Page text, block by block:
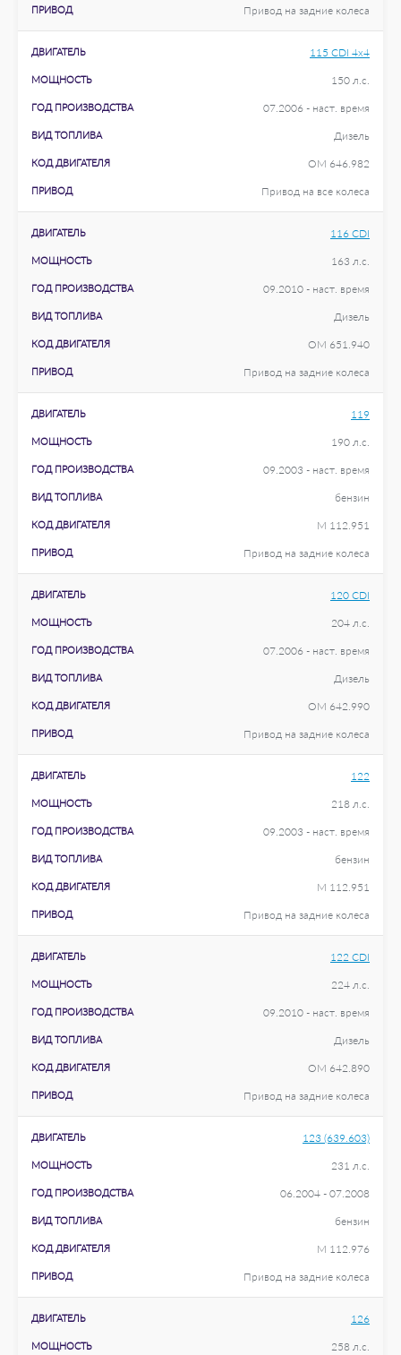
ПРИВОД Привод на задние колеса
ДВИГАТЕЛЬ 115 CDI 4x4
МОЩНОСТЬ 150 л.с.
ГОД ПРОИЗВОДСТВА 07.2006 - наст. время
ВИД ТОПЛИВА Дизель
КОД ДВИГАТЕЛЯ OM 646.982
ПРИВОД Привод на все колеса
ДВИГАТЕЛЬ 116 CDI
МОЩНОСТЬ 163 л.с.
ГОД ПРОИЗВОДСТВА 09.2010 - наст. время
ВИД ТОПЛИВА Дизель
КОД ДВИГАТЕЛЯ OM 651.940
ПРИВОД Привод на задние колеса
ДВИГАТЕЛЬ 119
МОЩНОСТЬ 190 л.с.
ГОД ПРОИЗВОДСТВА 09.2003 - наст. время
ВИД ТОПЛИВА бензин
КОД ДВИГАТЕЛЯ M 112.951
ПРИВОД Привод на задние колеса
ДВИГАТЕЛЬ 120 CDI
МОЩНОСТЬ 204 л.с.
ГОД ПРОИЗВОДСТВА 07.2006 - наст. время
ВИД ТОПЛИВА Дизель
КОД ДВИГАТЕЛЯ OM 642.990
ПРИВОД Привод на задние колеса
ДВИГАТЕЛЬ 122
МОЩНОСТЬ 218 л.с.
ГОД ПРОИЗВОДСТВА 09.2003 - наст. время
ВИД ТОПЛИВА бензин
КОД ДВИГАТЕЛЯ M 112.951
ПРИВОД Привод на задние колеса
ДВИГАТЕЛЬ 122 CDI
МОЩНОСТЬ 224 л.с.
ГОД ПРОИЗВОДСТВА 09.2010 - наст. время
ВИД ТОПЛИВА Дизель
КОД ДВИГАТЕЛЯ OM 642.890
ПРИВОД Привод на задние колеса
ДВИГАТЕЛЬ 123 (639.603)
МОЩНОСТЬ 231 л.с.
ГОД ПРОИЗВОДСТВА 06.2004 - 07.2008
ВИД ТОПЛИВА бензин
КОД ДВИГАТЕЛЯ M 112.976
ПРИВОД Привод на задние колеса
ДВИГАТЕЛЬ 126
МОЩНОСТЬ 258 л.с.